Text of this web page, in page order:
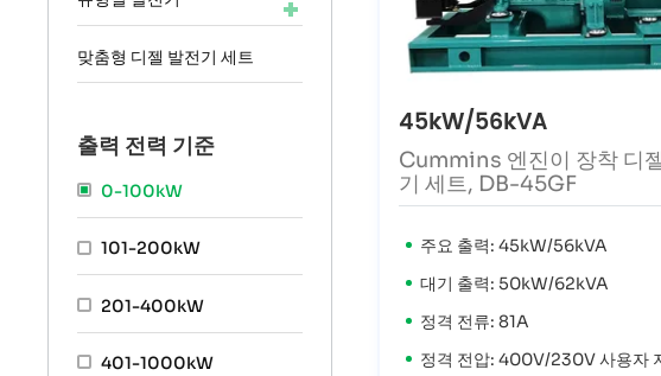
45kW/56kVA
Cummins 엔진이 장착 디
기 세트, DB-45GF
주요 출력: 45kW/56kVA
대기 출력: 50kW/62kVA
정격 전류: 81A
정격 전압: 400V/230V 사용자
맞춤형 디젤 발전기 세트
출력 전력 기준
0-100kW
101-200kW
201-400kW
401-1000kW